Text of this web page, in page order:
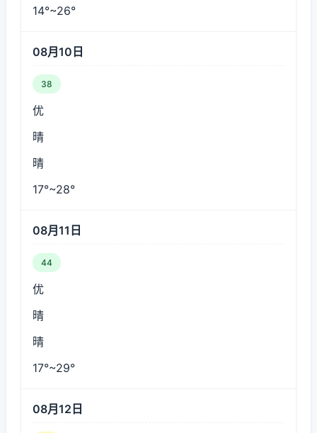
14°~26°
08月10日
38
优
晴
晴
17°~28°
08月11日
44
优
晴
晴
17°~29°
08月12日